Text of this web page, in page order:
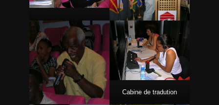
Cabine de tradution